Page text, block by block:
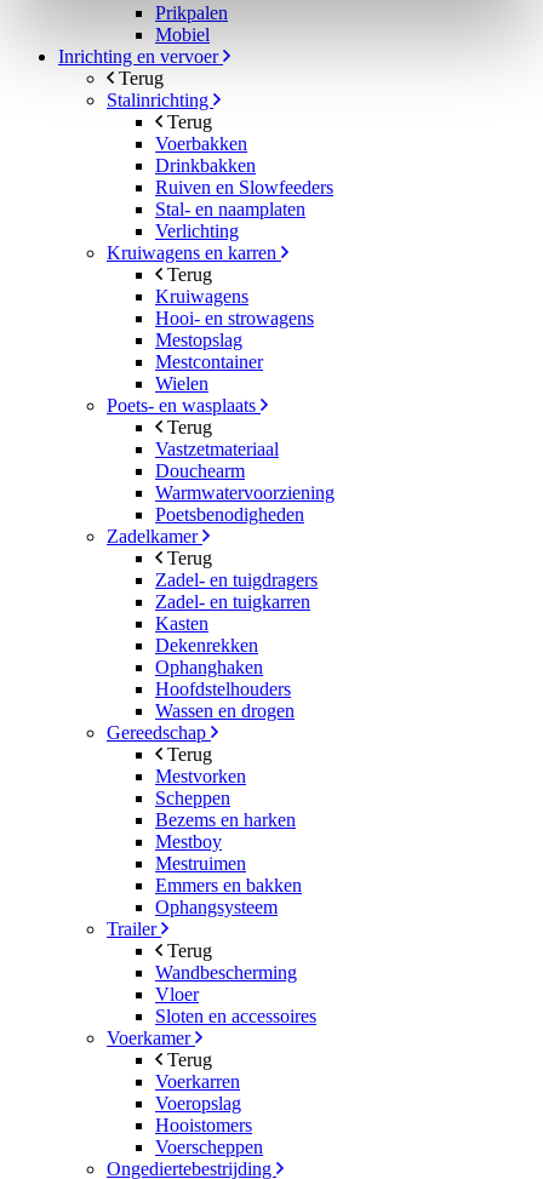
Prikpalen
Mobiel
Inrichting en vervoer
Terug
Stalinrichting
Terug
Voerbakken
Drinkbakken
Ruiven en Slowfeeders
Stal- en naamplaten
Verlichting
Kruiwagens en karren
Terug
Kruiwagens
Hooi- en strowagens
Mestopslag
Mestcontainer
Wielen
Poets- en wasplaats
Terug
Vastzetmateriaal
Douchearm
Warmwatervoorziening
Poetsbenodigheden
Zadelkamer
Terug
Zadel- en tuigdragers
Zadel- en tuigkarren
Kasten
Dekenrekken
Ophanghaken
Hoofdstelhouders
Wassen en drogen
Gereedschap
Terug
Mestvorken
Scheppen
Bezems en harken
Mestboy
Mestruimen
Emmers en bakken
Ophangsysteem
Trailer
Terug
Wandbescherming
Vloer
Sloten en accessoires
Voerkamer
Terug
Voerkarren
Voeropslag
Hooistomers
Voerscheppen
Ongediertebestrijding